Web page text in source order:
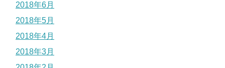
2018年6月
2018年5月
2018年4月
2018年3月